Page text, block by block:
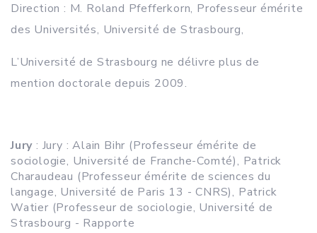
Direction : M. Roland Pfefferkorn, Professeur émérite
des Universités, Université de Strasbourg,
L’Université de Strasbourg ne délivre plus de
mention doctorale depuis 2009.
Jury : Jury : Alain Bihr (Professeur émérite de
sociologie, Université de Franche-Comté), Patrick
Charaudeau (Professeur émérite de sciences du
langage, Université de Paris 13 - CNRS), Patrick
Watier (Professeur de sociologie, Université de
Strasbourg - Rapporte